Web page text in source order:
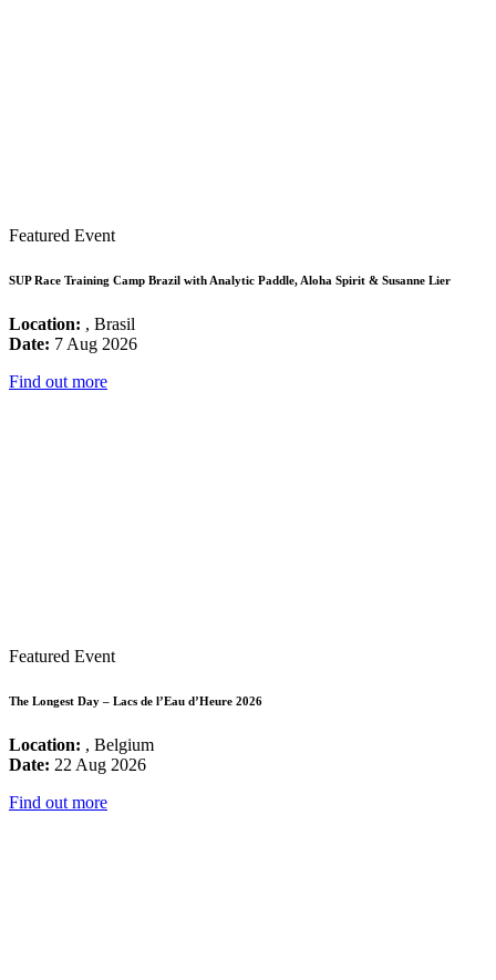
Featured Event
SUP Race Training Camp Brazil with Analytic Paddle, Aloha Spirit & Susanne Lier
Location: , Brasil
Date: 7 Aug 2026
Find out more
Featured Event
The Longest Day – Lacs de l’Eau d’Heure 2026
Location: , Belgium
Date: 22 Aug 2026
Find out more